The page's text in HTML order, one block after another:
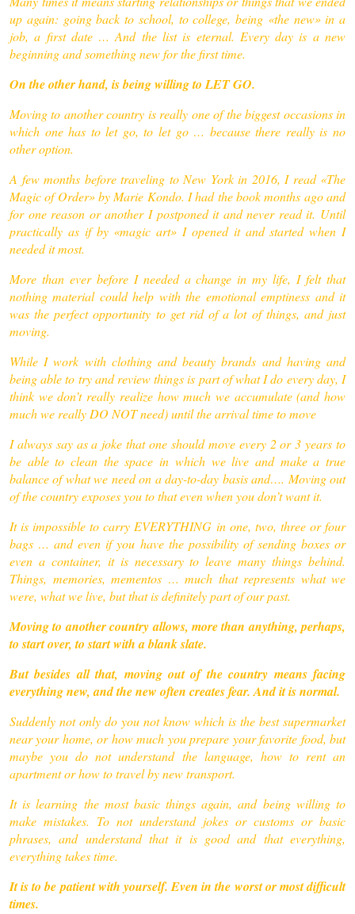
up again: going back to school, to college, being «the new» in a
job, a first date … And the list is eternal. Every day is a new
beginning and something new for the first time.
On the other hand, is being willing to LET GO.
Moving to another country is really one of the biggest occasions in
which one has to let go, to let go … because there really is no
other option.
A few months before traveling to New York in 2016, I read «The
Magic of Order» by Marie Kondo. I had the book months ago and
for one reason or another I postponed it and never read it. Until
practically as if by «magic art» I opened it and started when I
needed it most.
More than ever before I needed a change in my life, I felt that
nothing material could help with the emotional emptiness and it
was the perfect opportunity to get rid of a lot of things, and just
moving.
While I work with clothing and beauty brands and having and
being able to try and review things is part of what I do every day, I
think we don’t really realize how much we accumulate (and how
much we really DO NOT need) until the arrival time to move
I always say as a joke that one should move every 2 or 3 years to
be able to clean the space in which we live and make a true
balance of what we need on a day-to-day basis and…. Moving out
of the country exposes you to that even when you don’t want it.
It is impossible to carry EVERYTHING in one, two, three or four
bags … and even if you have the possibility of sending boxes or
even a container, it is necessary to leave many things behind.
Things, memories, mementos … much that represents what we
were, what we live, but that is definitely part of our past.
Moving to another country allows, more than anything, perhaps,
to start over, to start with a blank slate.
But besides all that, moving out of the country means facing
everything new, and the new often creates fear. And it is normal.
Suddenly not only do you not know which is the best supermarket
near your home, or how much you prepare your favorite food, but
maybe you do not understand the language, how to rent an
apartment or how to travel by new transport.
It is learning the most basic things again, and being willing to
make mistakes. To not understand jokes or customs or basic
phrases, and understand that it is good and that everything,
everything takes time.
It is to be patient with yourself. Even in the worst or most difficult
times.